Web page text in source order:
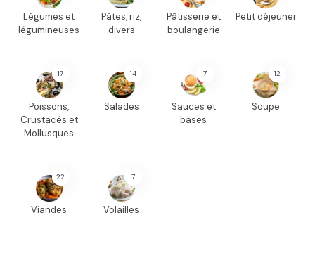
Légumes et
légumineuses
Pâtes, riz,
divers
Pâtisserie et
boulangerie
Petit déjeuner
17
Poissons,
Crustacés et
Mollusques
14
Salades
7
Sauces et
bases
12
Soupe
22
Viandes
7
Volailles